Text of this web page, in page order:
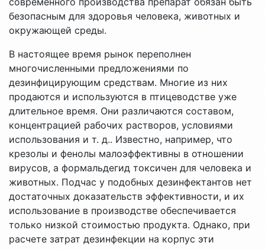
безопасным для здоровья человека, животных и
окружающей среды.
В настоящее время рынок переполнен
многочисленными предложениями по
дезинфицирующим средствам. Многие из них
продаются и используются в птицеводстве уже
длительное время. Они различаются составом,
концентрацией рабочих растворов, условиями
использования и т. д.. Известно, например, что
крезолы и фенолы малоэффективны в отношении
вирусов, а формальдегид токсичен для человека и
животных. Подчас у подобных дезинфектантов нет
достаточных доказательств эффективности, и их
использование в производстве обеспечивается
только низкой стоимостью продукта. Однако, при
расчете затрат дезинфекции на корпус эти